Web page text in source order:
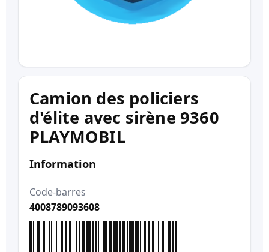
Camion des policiers
d'élite avec sirène 9360
PLAYMOBIL
Information
Code-barres
4008789093608